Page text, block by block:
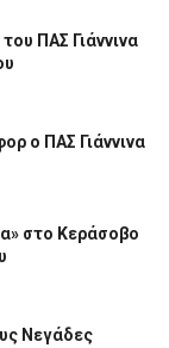
ΠΑΣ Γιάννινα
ο ΠΑΣ Γιάννινα
στο Κεράσοβο
Νεγάδες